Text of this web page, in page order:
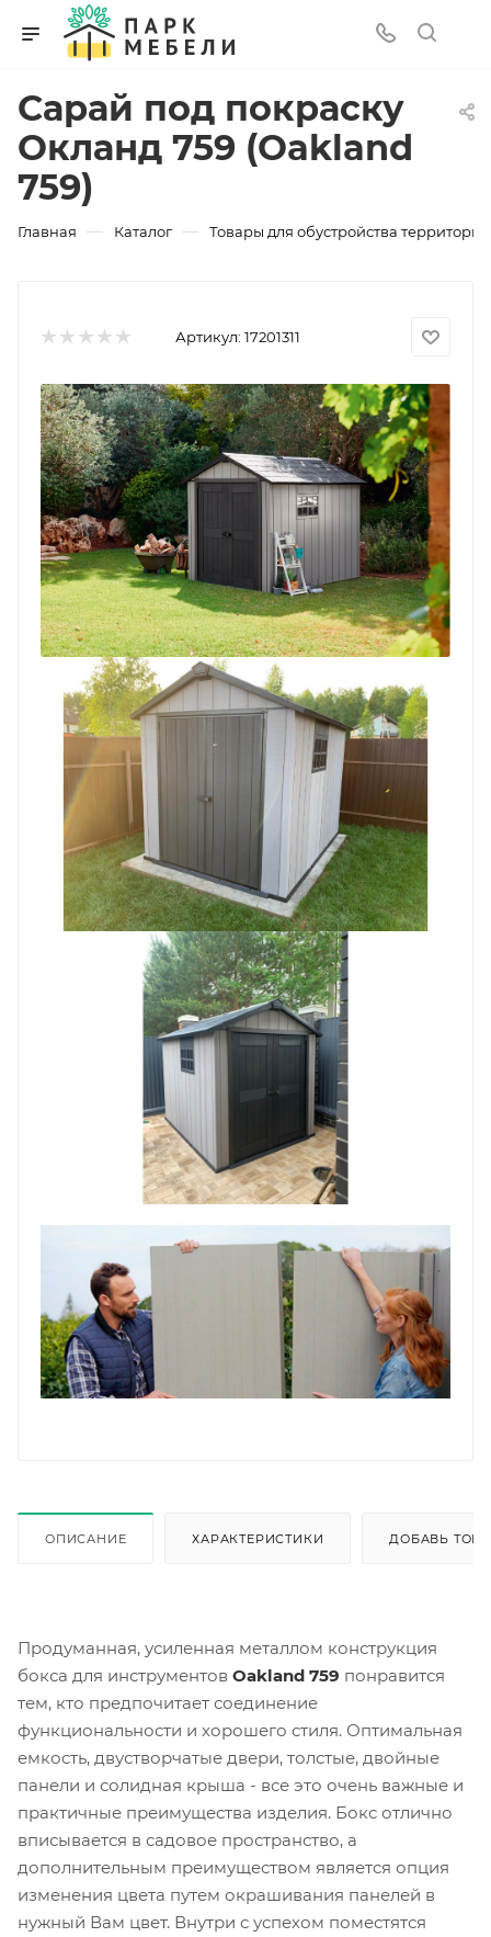
Сарай под покраску
Окланд 759 (Oakland
759)
Главная — Каталог — Товары для обустройства территории
Артикул: 17201311
ОПИСАНИЕ ХАРАКТЕРИСТИКИ ДОБАВЬ
Продуманная, усиленная металлом конструкция
бокса для инструментов Oakland 759 понравится
тем, кто предпочитает соединение
функциональности и хорошего стиля. Оптимальная
емкость, двустворчатые двери, толстые, двойные
панели и солидная крыша - все это очень важные и
практичные преимущества изделия. Бокс отлично
вписывается в садовое пространство, а
дополнительным преимуществом является опция
изменения цвета путем окрашивания панелей в
нужный Вам цвет. Внутри с успехом поместятся